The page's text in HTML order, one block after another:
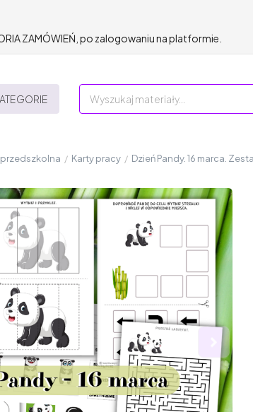
ZAMÓWIEŃ, po zalogowaniu na platformie.
/ Karty pracy / Dzień Pandy. 16 marca.